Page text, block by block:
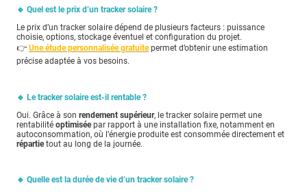
🔹 Quel est le prix d’un tracker solaire ?
Le prix d’un tracker solaire dépend de plusieurs facteurs : puissance
choisie, options, stockage éventuel et configuration du projet.
👉 Une étude personnalisée gratuite permet d’obtenir une estimation
précise adaptée à vos besoins.
🔹 Le tracker solaire est-il rentable ?
Oui. Grâce à son rendement supérieur, le tracker solaire permet une
rentabilité optimiséepar rapport à une installation fixe, notamment en
autoconsommation, où l’énergie produite est consommée directement et
répartietout au long de la journée.
🔹 Quelle est la durée de vie d’un tracker solaire ?